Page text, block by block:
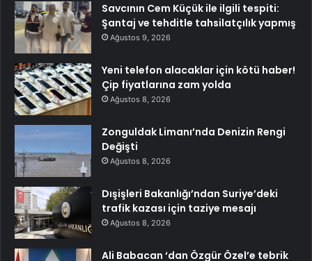
Savcının Cem Küçük ile ilgili tespiti:
Şantaj ve tehditle tahsilatçılık yapmış
Ağustos 9, 2026
Yeni telefon alacaklar için kötü haber!
Çip fiyatlarına zam yolda
Ağustos 8, 2026
Zonguldak Limanı’nda Denizin Rengi
Değişti
Ağustos 8, 2026
Dışişleri Bakanlığı’ndan Suriye’deki
trafik kazası için taziye mesajı
Ağustos 8, 2026
Ali Babacan ‘dan Özgür Özel’e tebrik